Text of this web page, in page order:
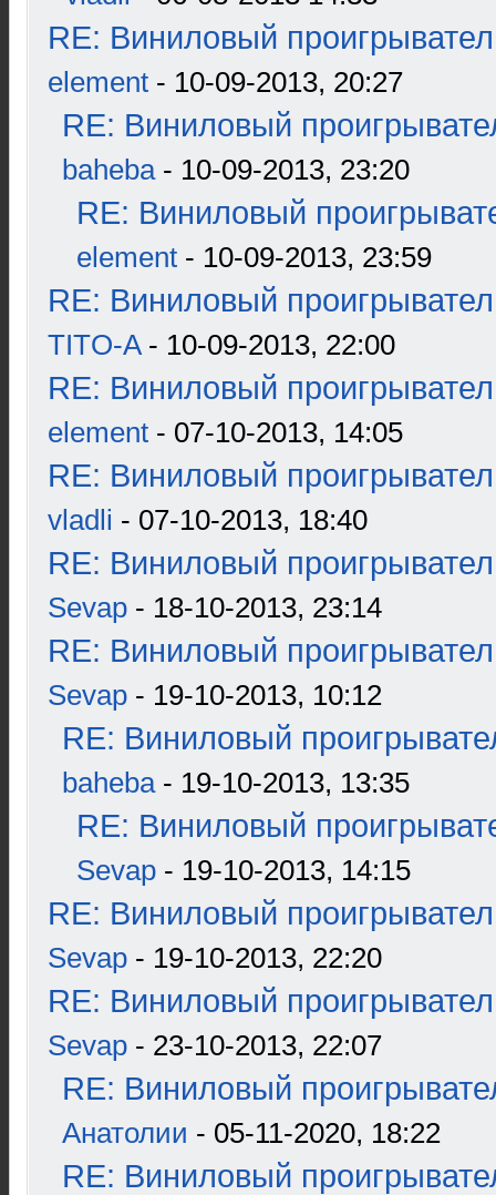
RE: Виниловый
element - 10-09-2013, 20:27
RE: Виниловый
baheba- 10-09-2013, 23:20
RE: Виниловый
element - 10-09-2013, 23:59
RE: Виниловый
TITO-A- 10-09-2013, 22:00
RE: Виниловый
element - 07-10-2013, 14:05
RE: Виниловый
vladli - 07-10-2013, 18:40
RE: Виниловый
Sevap - 18-10-2013, 23:14
RE: Виниловый
Sevap - 19-10-2013, 10:12
RE: Виниловый
baheba- 19-10-2013, 13:35
RE: Виниловый
Sevap - 19-10-2013, 14:15
RE: Виниловый
Sevap - 19-10-2013, 22:20
RE: Виниловый
Sevap - 23-10-2013, 22:07
RE: Виниловый
Анатолии - 05-11-2020, 18:22
RE: Виниловый